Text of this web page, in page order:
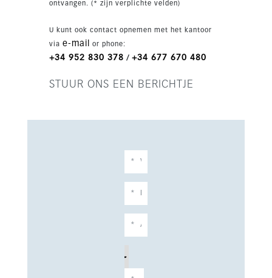
wasruimte, airconditioning, vloerverwarming,
een laadpunt voor elektrische auto’s. De woning
heeft bovendien een half overdekt privéterras en
een eigen zwembad, met een bebouwde
m². Oplevering staat gepland voor 11/2026.
ontvangen. (* zijn verplichte velden)
U kunt ook contact opnemen met het kantoor
via e-mail or phone:
+34 952 830 378 / +34 677 670 480
STUUR ONS EEN BERICHTJE